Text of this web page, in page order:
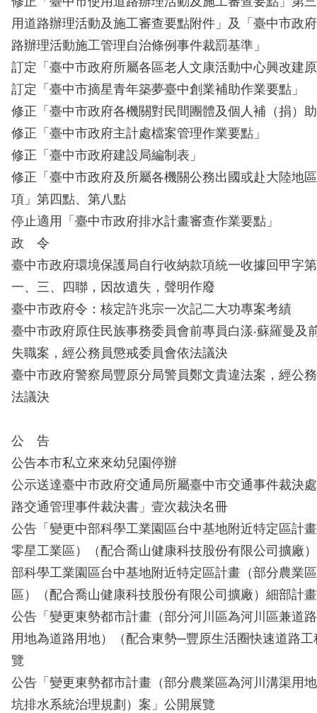
用道路辦理活動及施工審查要點附件」及「臺中市政
路辦理活動施工管理自治條例事件裁罰基準」
訂定「臺中市政府所屬各區老人文康活動中心興改建
訂定「臺中市摘星青年築夢臺中創業補助作業要點」
修正「臺中市政府各機關對民間團體及個人補（捐）
修正「臺中市政府主計處檔案管理作業要點」
修正「臺中市政府建設局編制表」
修正「臺中市政府及所屬各機關公務出國或赴大陸地
項」第四點、第八點
停止適用「臺中市政府排水計畫審查作業要點」
政 令
臺中市政府環境保護局自行收納款項統一收據回甲字
一、三、四聯，因故遺失，聲明作廢
臺中市政府令：核定許兆宗一次記二大功專案考績
臺中市政府原住民族事務委員會前專員白漾‧蘇羅曼及
失職案，經公務員懲戒委員會依法議決
臺中市政府警察局豐原分局警員鄭文貴違法案，經公
法議決
公 告
公告本市私立來來幼兒園停辦
公示送達臺中市政府交通局所屬臺中市交通事件裁決
路交通管理事件裁決書」壹次裁決名冊
公告「變更中部科學工業園區台中基地附近特定區計
零星工業區）（配合喬山健康科技股份有限公司擴廠
部科學工業園區台中基地附近特定區計畫（部分農業
區）（配合喬山健康科技股份有限公司擴廠）細部計
公告「變更東勢都市計畫（部分河川區為河川區兼道
用地為道路用地）（配合東勢─豐原生活圈快速道路
覽
公告「變更東勢都市計畫（部分農業區為河川溝渠用
坑排水系統治理規劃）案」公開展覽